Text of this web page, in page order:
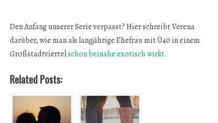
Den Anfang unserer Serie verpasst? Hier schreibt Verena
darüber, wie man als langjährige Ehefrau mit Ü40 in einem
Großstadtviertelschon beinahe exotisch wirkt.
Related Posts: